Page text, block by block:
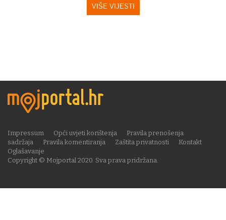
VIŠE VIJESTI
Copyright © Mojportal 2020. Sva prava pridržana.
Impressum Opći uvjeti korištenja
Pravila prenošenja
sadržaja
Pravila komentiranja Zaštita privatnosti
Kontakt
Oglašavanje